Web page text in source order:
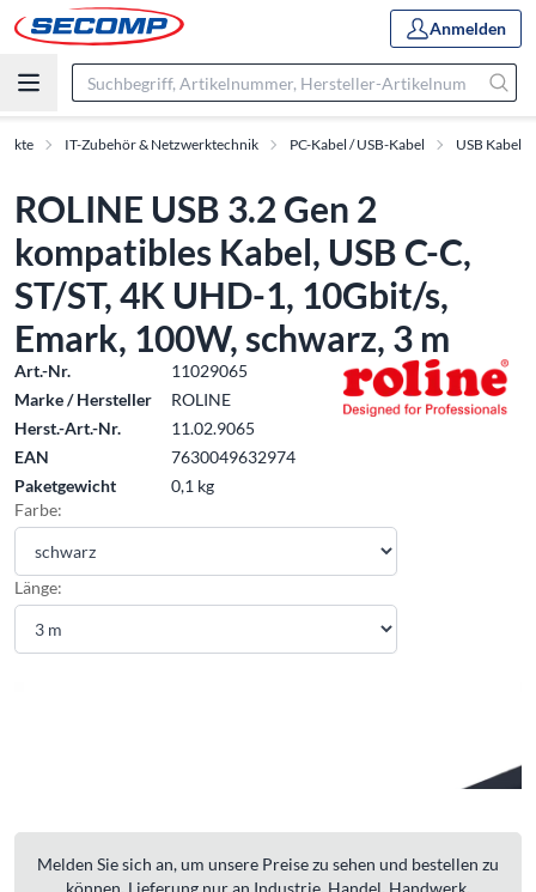
Anmelden
IT-Zubehör & Netzwerktechnik PC-Kabel / USB-Kabel USB Kabel
ROLINE USB 3.2 Gen 2
kompatibles Kabel, USB C-C,
ST/ST, 4K UHD-1, 10Gbit/s,
Emark, 100W, schwarz, 3 m
Art.-Nr.
11029065
Marke / Hersteller
ROLINE
Herst.-Art.-Nr.
11.02.9065
EAN
7630049632974
Paketgewicht
0,1 kg
Farbe:
Länge:
Melden Sie sich an, um unsere Preise zu sehen und bestellen zu
können. Lieferung nur an Industrie, Handel, Handwerk,